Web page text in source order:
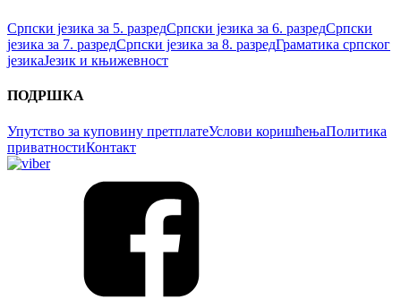
Српски језика за 5. разредСрпски језика за 6. разредСрпски
језика за 7. разредСрпски језика за 8. разредГраматика српског
језикаЈезик и књижевност
ПОДРШКА
Упутство за куповину претплатеУслови коришћењаПолитика
приватностиКонтакт